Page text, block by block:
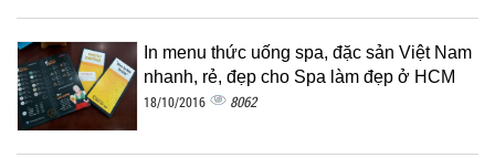
In menu thức uống spa, đặc sản Việt Nam
nhanh, rẻ, đẹp cho Spa làm đẹp ở HCM
18/10/2016 8062